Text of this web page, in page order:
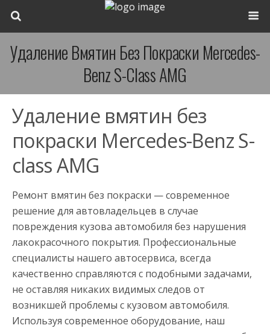
Удаление Вмятин Без Покраски Mercedes-
Benz S-Сlass AMG
Удаление вмятин без
покраски Mercedes-Benz S-
сlass AMG
Ремонт вмятин без покраски — современное
решение для автовладельцев в случае
повреждения кузова автомобиля без нарушения
лакокрасочного покрытия. Профессиональные
специалисты нашего автосервиса, всегда
качественно справляются с подобными задачами,
не оставляя никаких видимых следов от
возникшей проблемы с кузовом автомобиля.
Используя современное оборудование, наш